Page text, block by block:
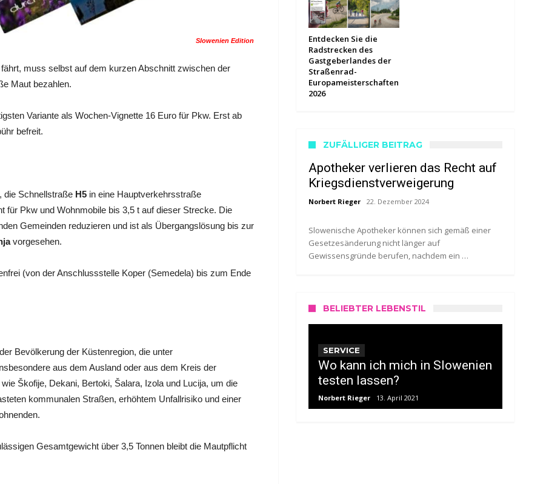
Slowenien Edition
fährt, muss selbst auf dem kurzen Abschnitt zwischen der
Maut bezahlen.
Variante als Wochen-Vignette 16 Euro für Pkw. Erst ab
befreit.
die Schnellstraße H5 in eine Hauptverkehrsstraße
für Pkw und Wohnmobile bis 3,5 t auf dieser Strecke. Die
Gemeinden reduzieren und ist als Übergangslösung bis zur
vorgesehen.
(von der Anschlussstelle Koper (Semedela) bis zum Ende
Bevölkerung der Küstenregion, die unter
aus dem Ausland oder aus dem Kreis der
Škofije, Dekani, Bertoki, Šalara, Izola und Lucija, um die
kommunalen Straßen, erhöhtem Unfallrisiko und einer
Gesamtgewicht über 3,5 Tonnen bleibt die Mautpflicht
Entdecken Sie die
Radstrecken des
Gastgeberlandes der
Straßenrad-
Europameisterschaften
2026
ZUFÄLLIGER BEITRAG
Apotheker verlieren das Recht auf
Kriegsdienstverweigerung
Norbert Rieger 22. Dezember 2024
Slowenische Apotheker können sich gemäß einer
Gesetzesänderung nicht länger auf
Gewissensgründe berufen, nachdem ein …
BELIEBTER LEBENSTIL
SERVICE
Wo kann ich mich in Slowenien
testen lassen?
Norbert Rieger 13. April 2021